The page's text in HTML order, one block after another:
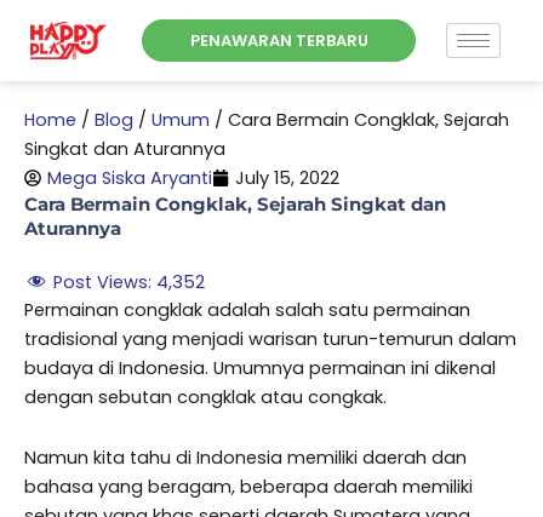
PENAWARAN TERBARU
Home / Blog / Umum / Cara Bermain Congklak, Sejarah
Singkat dan Aturannya
Mega Siska Aryanti
July 15, 2022
Cara Bermain Congklak, Sejarah Singkat dan
Aturannya
Post Views: 4,352
Permainan congklak adalah salah satu permainan
tradisional yang menjadi warisan turun-temurun dalam
budaya di Indonesia. Umumnya permainan ini dikenal
dengan sebutan congklak atau congkak.
Namun kita tahu di Indonesia memiliki daerah dan
bahasa yang beragam, beberapa daerah memiliki